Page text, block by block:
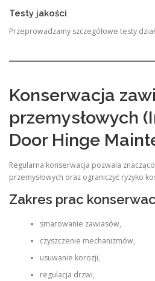
Testy jakości
Przeprowadzamy szczegółowe testy
Konserwacja
przemysłowych
Door Hinge
Regularna konserwacja pozwala
przemysłowych oraz ograniczyć ryzyko
Zakres prac
smarowanie zawiasów,
czyszczenie mechanizmów,
usuwanie korozji,
regulacja drzwi,